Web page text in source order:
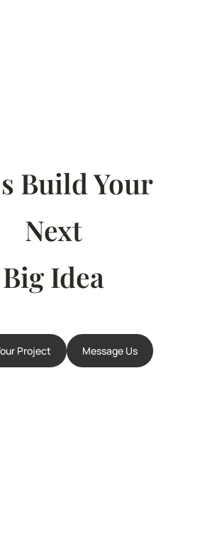
Build Your
Next
Big Idea
Project Message Us